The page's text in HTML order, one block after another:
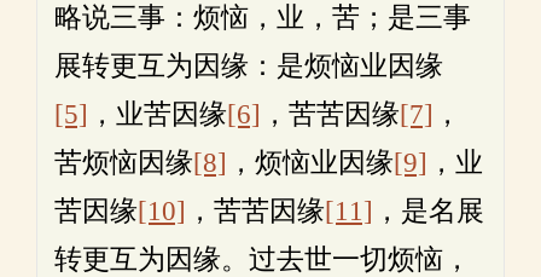
略说三事：烦恼，业，苦；是三事
展转更互为因缘：是烦恼业因缘
[5] ，业苦因缘[6] ，苦苦因缘[7] ，
苦烦恼因缘[8] ，烦恼业因缘[9] ，业
苦因缘[10] ，苦苦因缘[11] ，是名展
转更互为因缘。过去世一切烦恼，